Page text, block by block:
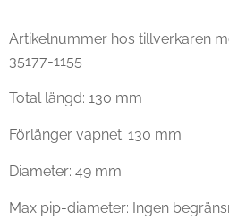
Artikelnummer hos tillverkaren
35177-1155
Total längd: 130 mm
Förlänger vapnet: 130 mm
Diameter: 49 mm
Max pip-diameter: Ingen